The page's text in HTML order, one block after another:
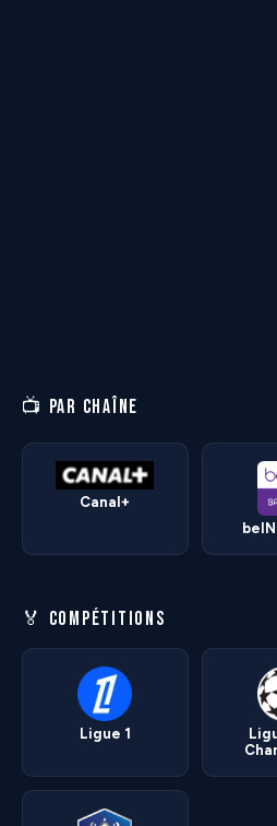
📺 PAR CHAÎNE
Canal+
🏅 COMPÉTITIONS
Ligue 1